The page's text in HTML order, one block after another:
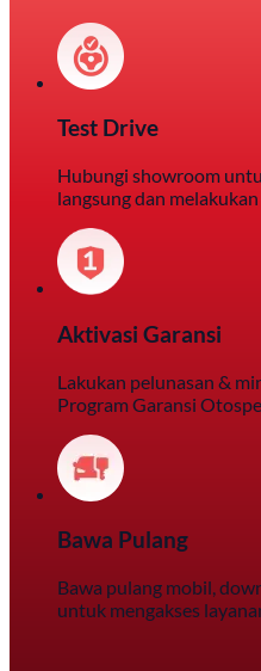
Test Drive
Hubungi showroom
langsung dan
Aktivasi Garansi
Lakukan pelunasan &
Program Garansi
Bawa Pulang
Bawa pulang mobil,
untuk mengakses